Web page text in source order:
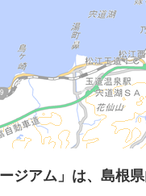
ジアム」は、島根